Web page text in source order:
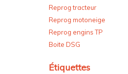
Reprog tracteur
Reprog motoneige
Reprog engins TP
Boite DSG
Étiquettes